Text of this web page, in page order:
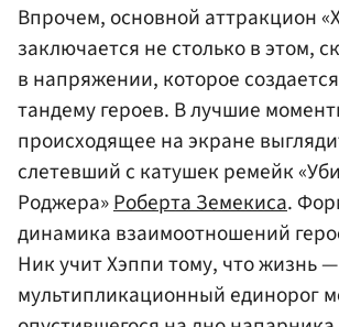
Впрочем, основной аттракцион
заключается не столько в этом,
в напряжении, которое
тандему героев. В лучшие
происходящее на экране
слетевший с катушек ремейк
Роджера»Роберта Земекиса.
динамика взаимоотношений
Ник учит Хэппи тому, что жизнь
мультипликационный единорог